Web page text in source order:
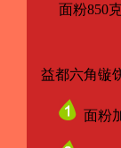
面粉850克
益都六角镟
面粉